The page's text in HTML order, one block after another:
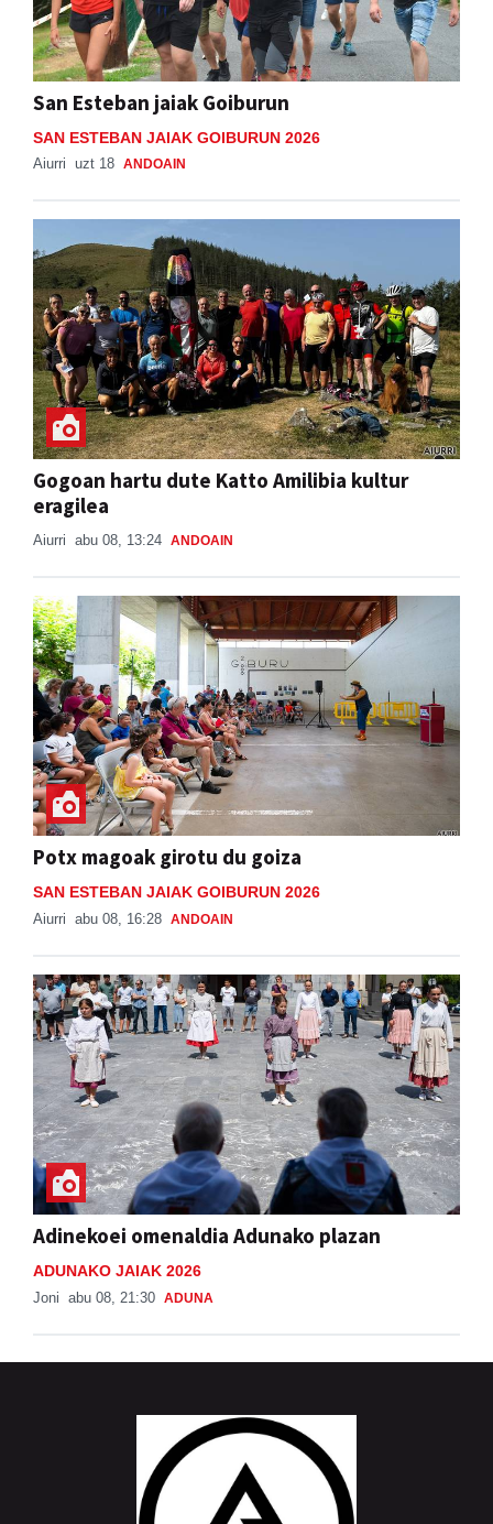
San Esteban jaiak Goiburun
SAN ESTEBAN JAIAK GOIBURUN 2026
Aiurri uzt 18 ANDOAIN
Gogoan hartu dute Katto Amilibia kultur
eragilea
Aiurri abu 08, 13:24 ANDOAIN
Potx magoak girotu du goiza
SAN ESTEBAN JAIAK GOIBURUN 2026
Aiurri abu 08, 16:28 ANDOAIN
Adinekoei omenaldia Adunako plazan
ADUNAKO JAIAK 2026
Joni abu 08, 21:30 ADUNA